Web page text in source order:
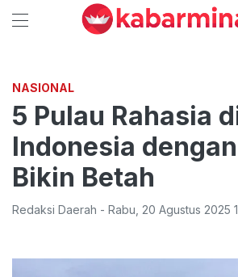
NASIONAL
5 Pulau Rahasia
Indonesia
Bikin Betah
Redaksi Daerah - Rabu 20 Agustus 2025